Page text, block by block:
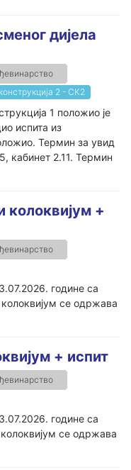
дијела
2 - СК2
1 положио је
испита из
Термин за увид
кабинет 2.11. Термин
+
године са
се одржава
+ испит
године са
се одржава